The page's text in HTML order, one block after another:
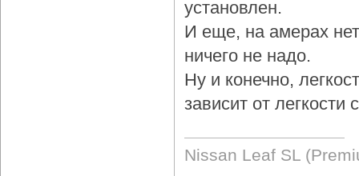
установлен.
И еще, на амерах
ничего не надо.
Ну и конечно,
зависит от
Nissan Leaf SL